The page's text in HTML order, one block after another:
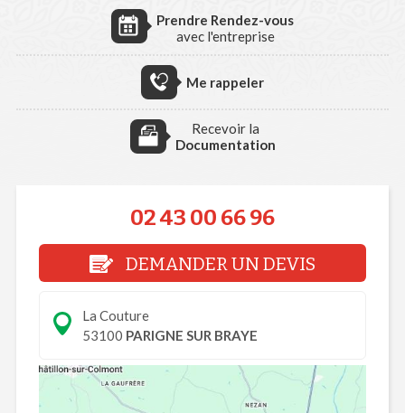
Prendre Rendez-vous
avec l'entreprise
Me rappeler
Recevoir la
Documentation
02 43 00 66 96
DEMANDER UN DEVIS
La Couture
53100 PARIGNE SUR BRAYE